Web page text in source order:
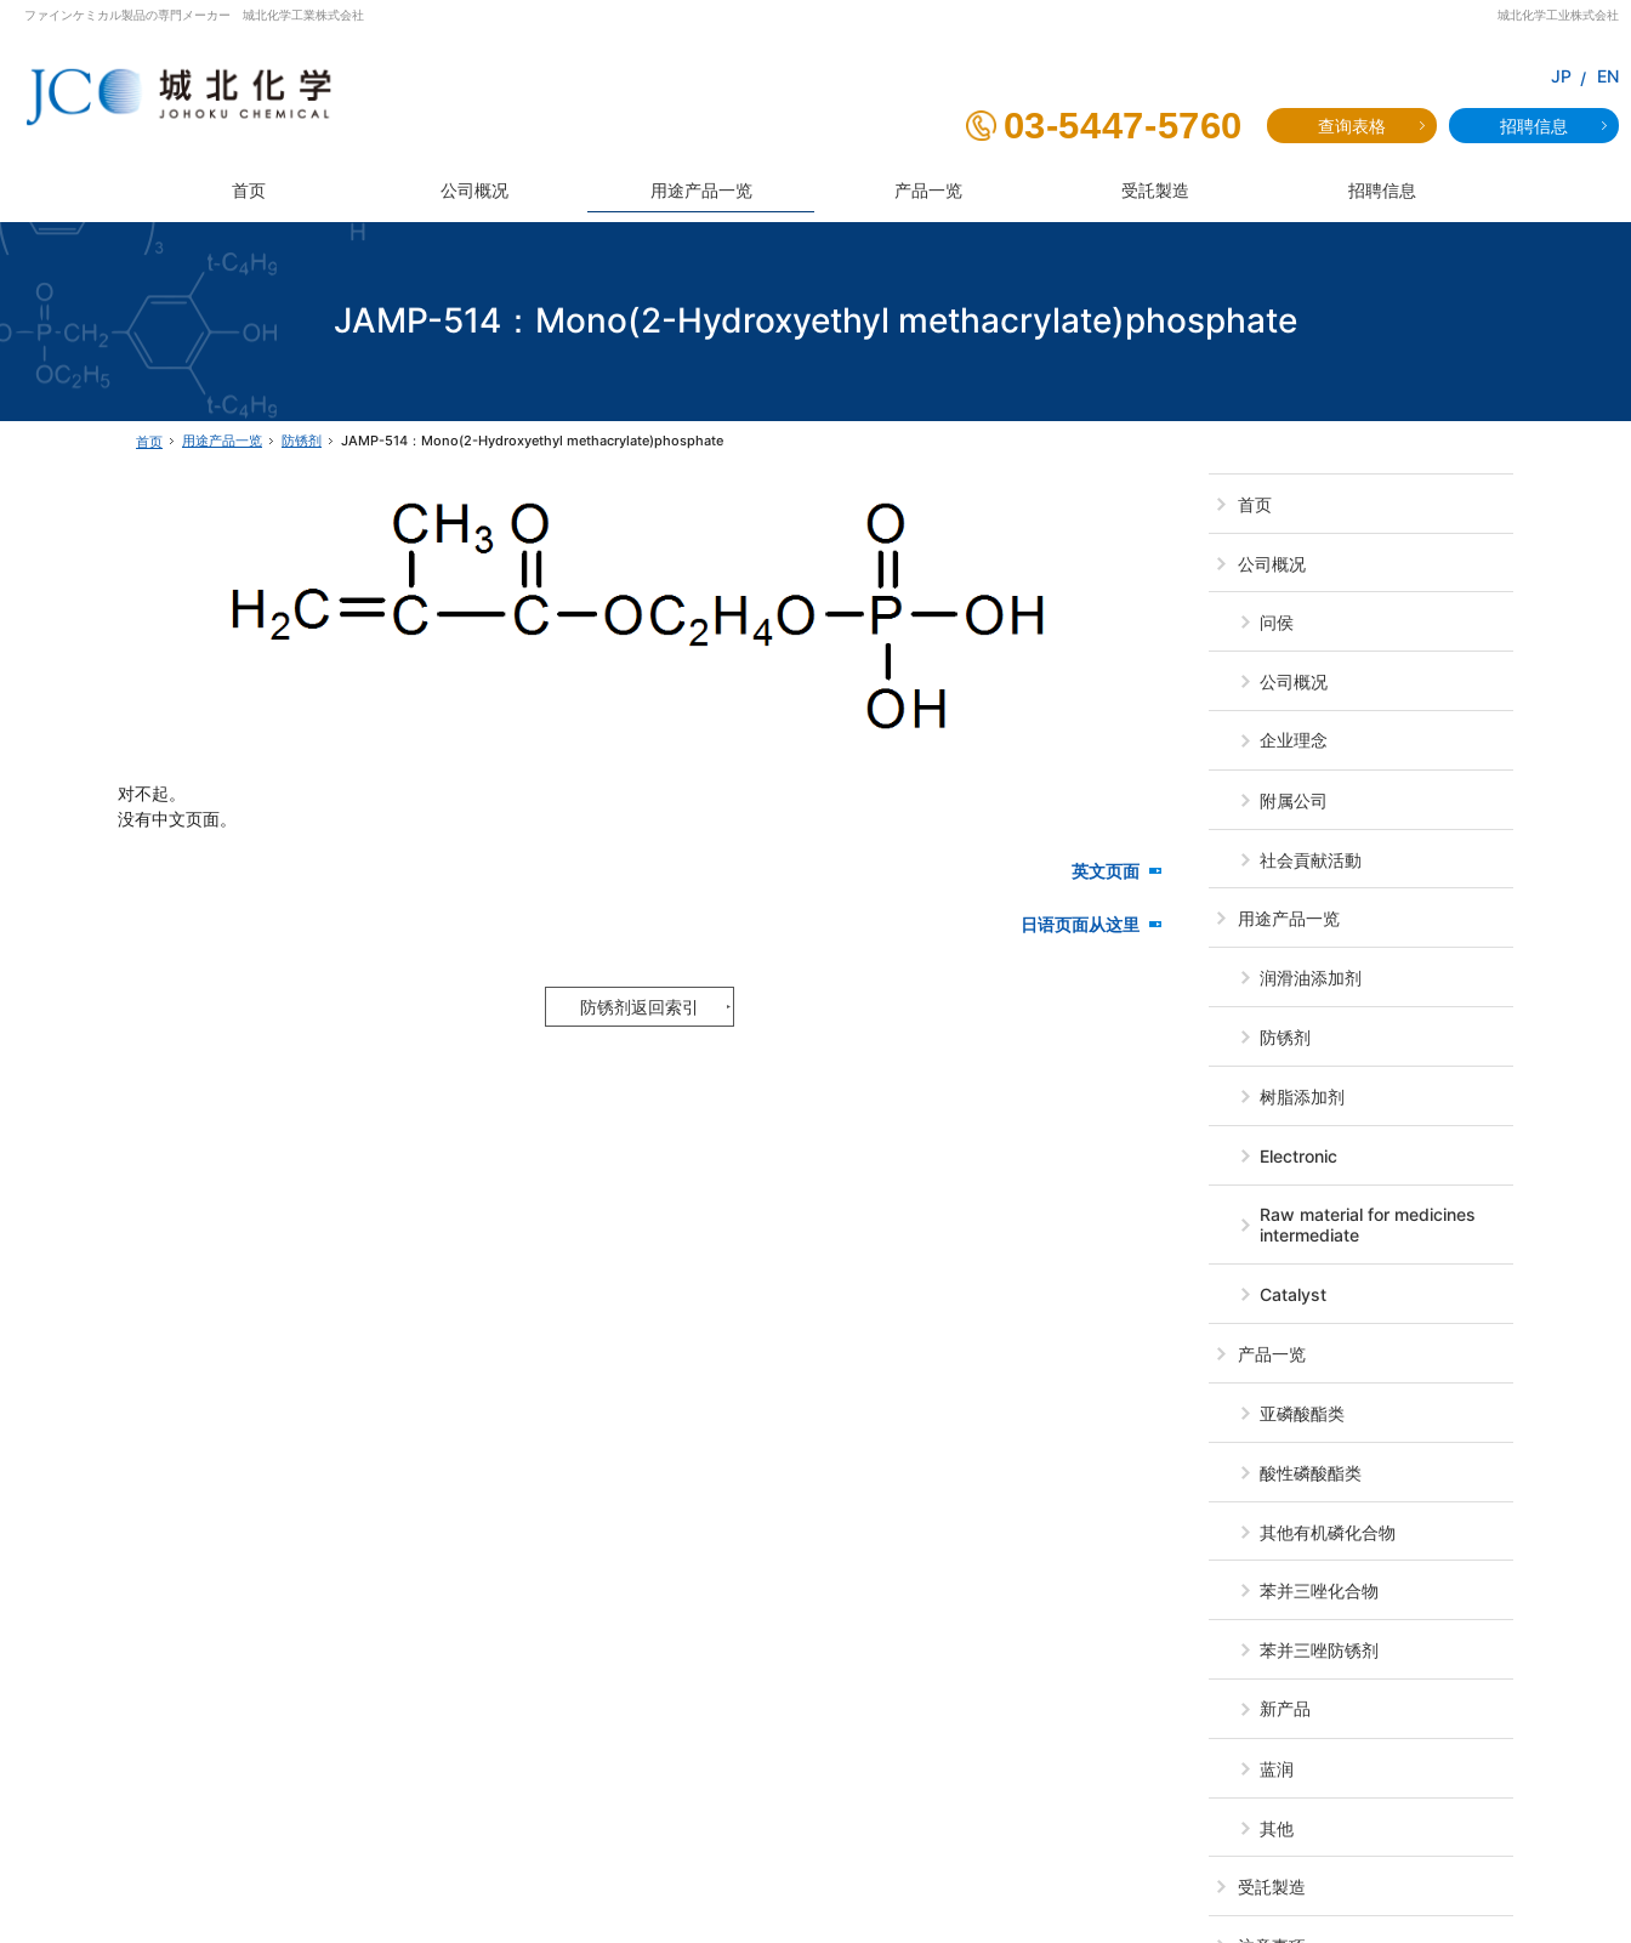
JAMP-514：Mono(2-Hydroxyethyl methacrylate)phosphate
城北化学工业株式会社
ファインケミカル製品の専門メーカー 城北化学工業株式会社
首页 用途产品一览 防锈剂 JAMP-514：Mono(2-Hydroxyethyl methacrylate)phosphate
对不起。
没有中文页面。
「JAMP-514：Mono(2-Hydroxyethyl
英文页面
日语页面从这里
防锈剂返回索引
首页
公司概况
问侯
公司概况
企业理念
附属公司
社会貢献活動
用途产品一览
润滑油添加剂
防锈剂
树脂添加剂
Electronic
Raw material for medicines
intermediate
Catalyst
产品一览
亚磷酸酯类
酸性磷酸酯类
其他有机磷化合物
苯并三唑化合物
苯并三唑防锈剂
新产品
蓝润
其他
受託製造
JP EN
03-5447-5760 查询表格 招聘信息
首页 公司概况 用途产品一览 产品一览 受託製造 招聘信息